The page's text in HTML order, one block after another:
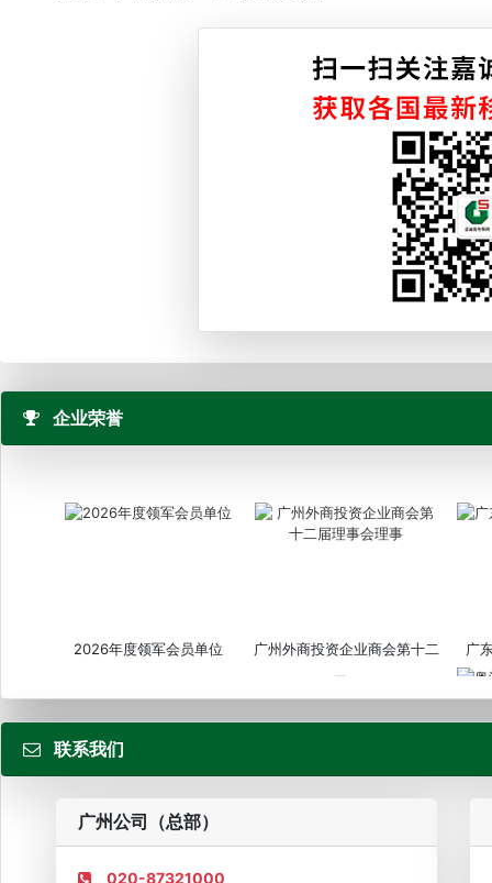
企业荣誉
2026年度领军会员单位
广州外商投资企业商会第十二
届...
广
联系我们
广州公司（总部）
020-87321000